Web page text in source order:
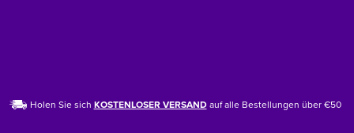
Holen Sie sich KOSTENLOSER VERSAND auf alle Bestellungen über €50